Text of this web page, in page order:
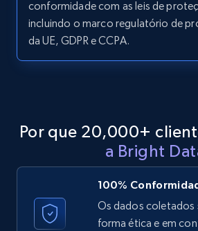
LinkedIn posts - Discover new
company URL
ID, User posted, Name,
posted, Photos, URL, Quoted
conformidade com as leis de
incluindo o marco regulatório de
da UE, GDPR e CCPA.
Por que 20,000+
a Bright
100%
Os dados
forma ética e em